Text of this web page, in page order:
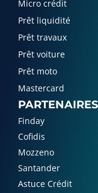
Micro crédit
Prêt liquidité
Prêt travaux
Prêt voiture
Prêt moto
Mastercard
PARTENAIRES
Finday
Cofidis
Mozzeno
Santander
Astuce Crédit